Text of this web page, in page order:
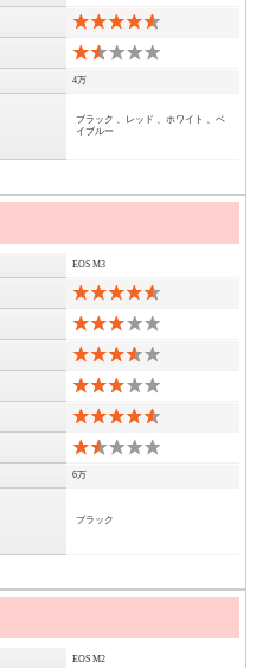
4万
ブラック 、レッド 、ホワイト 、ベ
イブルー
EOS M3
6万
ブラック
EOS M2